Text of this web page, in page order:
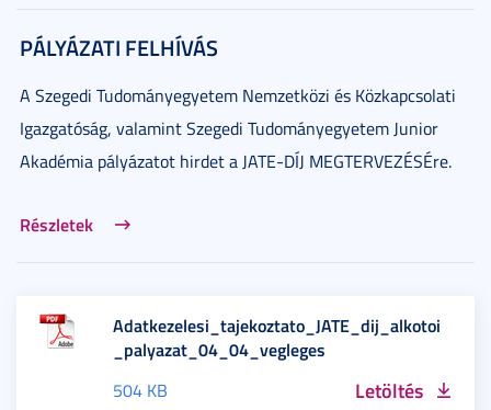
PÁLYÁZATI FELHÍVÁS
A Szegedi Tudományegyetem Nemzetközi és Közkapcsolati
Igazgatóság, valamint Szegedi Tudományegyetem Junior
Akadémia pályázatot hirdet a JATE-DÍJ MEGTERVEZÉSÉre.
Részletek
Adatkezelesi_tajekoztato_JATE_dij_alkotoi
_palyazat_04_04_vegleges
504 KB Letöltés